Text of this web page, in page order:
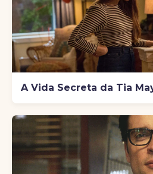
A Vida Secreta da Tia